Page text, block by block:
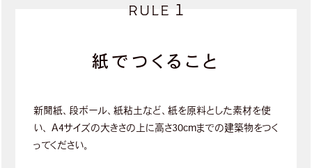
RULE 1
紙でつくること
新聞紙、段ボール、紙粘土など、紙を原料とした素材を使
い、
A4サイズの大きさの上に高さ30cmまでの建築物をつく
ってください。